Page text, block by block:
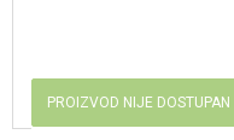
PROIZVOD NIJE DOSTUPAN